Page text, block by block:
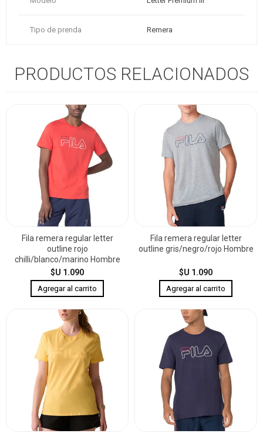
Tipo de prenda Remera
PRODUCTOS RELACIONADOS
Fila remera regular letter
outline rojo
chilli/blanco/marino Hombre
$U 1.090
Fila remera regular letter
outline gris/negro/rojo Hombre
$U 1.090